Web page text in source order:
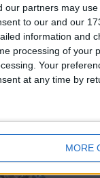
our partners may
to our and our
information and
processing of your
Your
at any time by
MORE
Astana